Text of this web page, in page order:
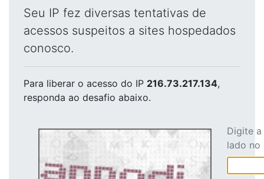
Seu IP fez diversas tentativas de
acessos suspeitos a sites hospedados
conosco.
Para liberar o acesso do IP 216.73.217.134,
responda ao desafio abaixo.
Digite
lado no